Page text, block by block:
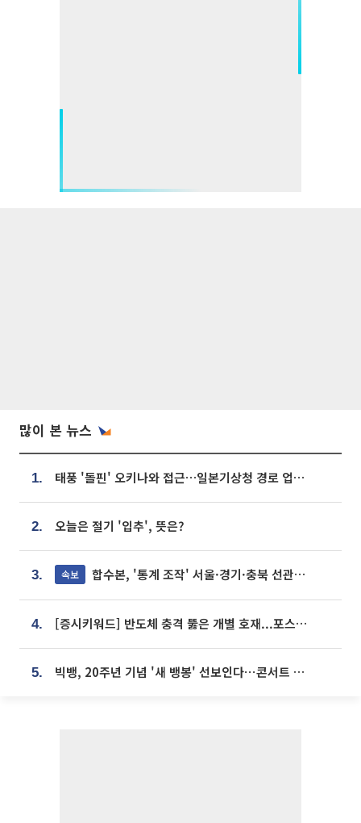
많이 본 뉴스
1. 태풍 '돌핀' 오키나와 접근…일본기상청 경로 업데이트
2. 오늘은 절기 '입추', 뜻은?
3. 속보 합수본, '통계 조작' 서울·경기·충북 선관위 등 추가 압수수색
4. [증시키워드] 반도체 충격 뚫은 개별 호재...포스코퓨처엠·에코프로·한화솔루션 '눈길'
5. 빅뱅, 20주년 기념 '새 뱅봉' 선보인다⋯콘서트 앞두고 팝업 개최